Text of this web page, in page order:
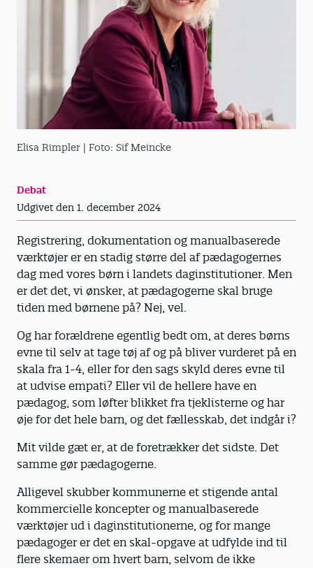
Elisa Rimpler | Foto: Sif Meincke
Debat
Udgivet den 1. december 2024
Registrering, dokumentation og manualbaserede
værktøjer er en stadig større del af pædagogernes
dag med vores børn i landets daginstitutioner. Men
er det det, vi ønsker, at pædagogerne skal bruge
tiden med børnene på? Nej, vel.
Og har forældrene egentlig bedt om, at deres børns
evne til selv at tage tøj af og på bliver vurderet på en
skala fra 1-4, eller for den sags skyld deres evne til
at udvise empati? Eller vil de hellere have en
pædagog, som løfter blikket fra tjeklisterne og har
øje for det hele barn, og det fællesskab, det indgår i?
Mit vilde gæt er, at de foretrækker det sidste. Det
samme gør pædagogerne.
Alligevel skubber kommunerne et stigende antal
kommercielle koncepter og manualbaserede
værktøjer ud i daginstitutionerne, og for mange
pædagoger er det en skal-opgave at udfylde ind til
flere skemaer om hvert barn, selvom de ikke